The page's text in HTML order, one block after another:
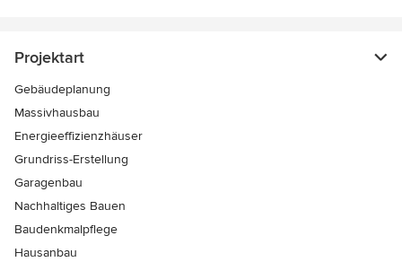
Projektart
Gebäudeplanung
Massivhausbau
Energieeffizienzhäuser
Grundriss-Erstellung
Garagenbau
Nachhaltiges Bauen
Baudenkmalpflege
Hausanbau